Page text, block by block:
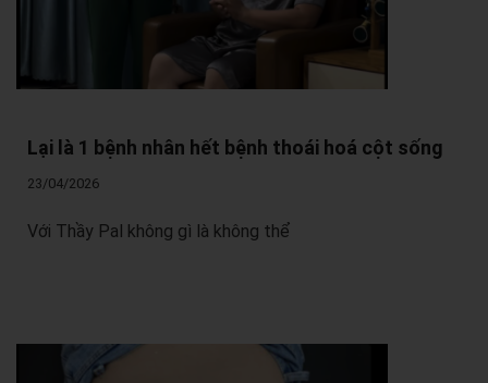
Lại là 1 bệnh nhân hết bệnh thoái hoá cột sống
23/04/2026
Với Thầy Pal không gì là không thể